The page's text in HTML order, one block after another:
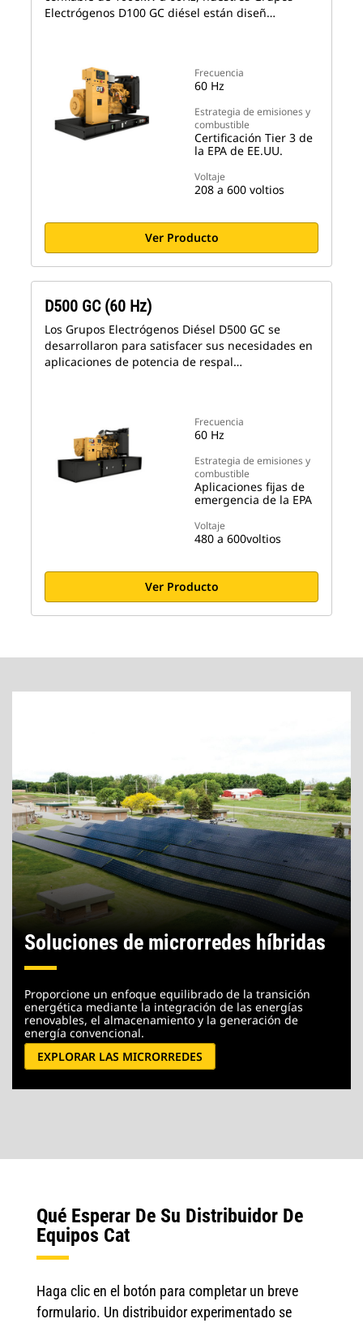
Frecuencia
60 Hz
Estrategia de emisiones y
combustible
Certificación Tier 3 de
la EPA de EE.UU.
Voltaje
208 a 600 voltios
Electrógenos D100 GC diésel están diseñ…
Ver Producto
Frecuencia
60 Hz
Estrategia de emisiones y
combustible
Aplicaciones fijas de
emergencia de la EPA
Voltaje
480 a 600voltios
D500 GC (60 Hz)
Los Grupos Electrógenos Diésel D500 GC se
desarrollaron para satisfacer sus necesidades en
aplicaciones de potencia de respal…
Ver Producto
Soluciones de microrredes híbridas
Proporcione un enfoque equilibrado de la transición
energética mediante la integración de las energías
renovables, el almacenamiento y la generación de
energía convencional.
EXPLORAR LAS MICRORREDES
Qué Esperar De Su Distribuidor De
Equipos Cat
Haga clic en el botón para completar un breve
formulario. Un distribuidor experimentado se